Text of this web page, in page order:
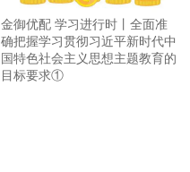
金御优配 学习进行时丨全面准
确把握学习贯彻习近平新时代中
国特色社会主义思想主题教育的
目标要求①